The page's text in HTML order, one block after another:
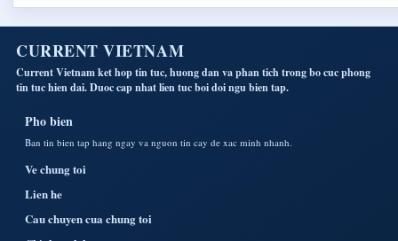
CURRENT VIETNAM
Current Vietnam ket hop tin tuc, huong dan va phan tich trong bo cuc phong
tin tuc hien dai. Duoc cap nhat lien tuc boi doi ngu bien tap.
Pho bien
Ban tin bien tap hang ngay va nguon tin cay de xac minh nhanh.
Ve chung toi
Lien he
Cau chuyen cua chung toi